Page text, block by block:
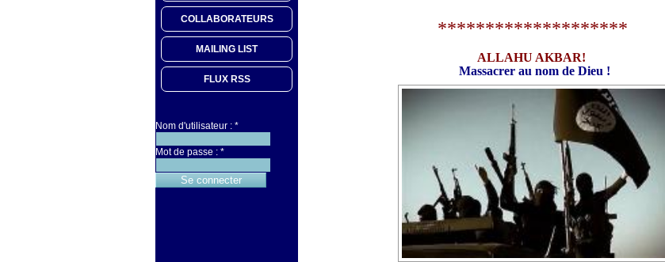
COLLABORATEURS
MAILING LIST
FLUX RSS
Nom d'utilisateur : *
Mot de passe : *
********************
ALLAHU AKBAR!
Massacrer au nom de Dieu !